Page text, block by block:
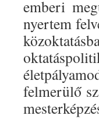
emberi
nyertem
felmerülő